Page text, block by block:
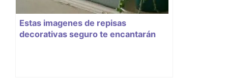
Estas imagenes de repisas
decorativas seguro te encantarán